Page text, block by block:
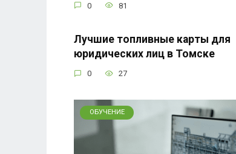
0 81
Лучшие топливные карты для
юридических лиц в Томске
0 27
ОБУЧЕНИЕ